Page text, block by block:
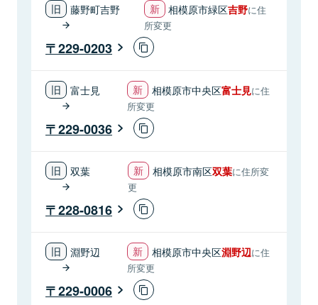
藤野町吉野 相模原市緑区吉野に住
所変更
229-0203
富士見 相模原市中央区富士見に住
所変更
229-0036
双葉 相模原市南区双葉に住所変
更
228-0816
淵野辺 相模原市中央区淵野辺に住
所変更
229-0006